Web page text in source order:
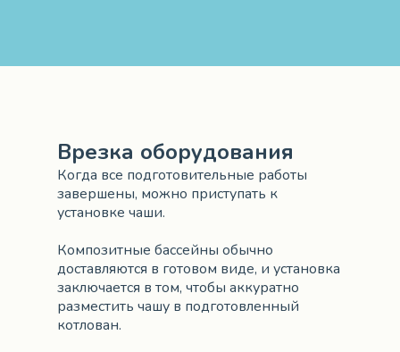
Врезка оборудования
Когда все подготовительные работы
завершены, можно приступать к
установке чаши.
Композитные бассейны обычно
доставляются в готовом виде, и установка
заключается в том, чтобы аккуратно
разместить чашу в подготовленный
котлован.